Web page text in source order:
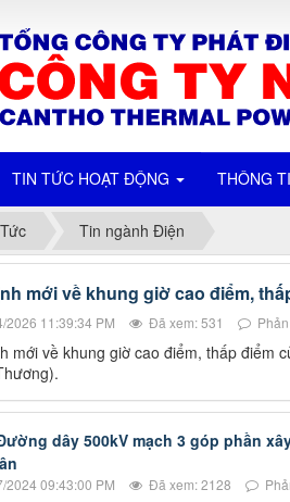
TIN TỨC HOẠT ĐỘNG THÔNG
Tin ngành Điện
mới về khung giờ cao điểm,
2026 11:39:34 PM Đã xem: 531
mới về khung giờ cao điểm, thấp điểm
dây 500kV mạch 3 góp phần
2024 09:43:00 PM Đã xem: 2128